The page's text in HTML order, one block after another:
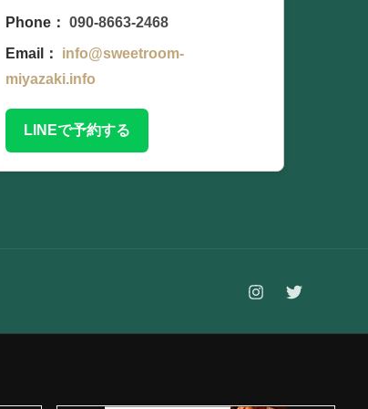
Phone：
090-8663-2468
Email：
info@sweetroom-
miyazaki.info
LINEで予約する